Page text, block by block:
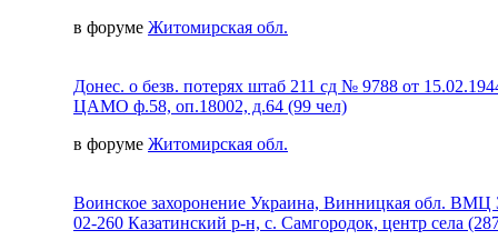
в форуме Житомирская обл.
Донес. о безв. потерях штаб 211 сд № 9788 от
ЦАМО ф.58, оп.18002, д.64 (99 чел)
в форуме Житомирская обл.
Воинское захоронение Украина, Винницкая обл. ВМЦ
02-260 Казатинский р-н, с. Самгородок, центр села